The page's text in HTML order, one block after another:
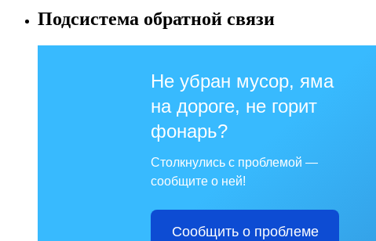
Подсистема обратной связи
Не убран мусор, яма
на дороге, не горит
фонарь?
Столкнулись с проблемой —
сообщите о ней!
Сообщить о проблеме